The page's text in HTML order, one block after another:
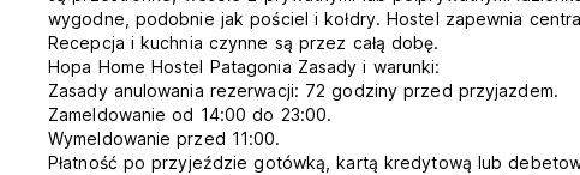
wygodne, podobnie jak pościel i kołdry. Hostel zapewnia
Recepcja i kuchnia czynne są przez całą dobę.
Hopa Home Hostel Patagonia Zasady i warunki:
Zasady anulowania rezerwacji: 72 godziny przed przyjazdem.
Zameldowanie od 14:00 do 23:00.
Wymeldowanie przed 11:00.
Płatność po przyjeździe gotówką, kartą kredytową lub